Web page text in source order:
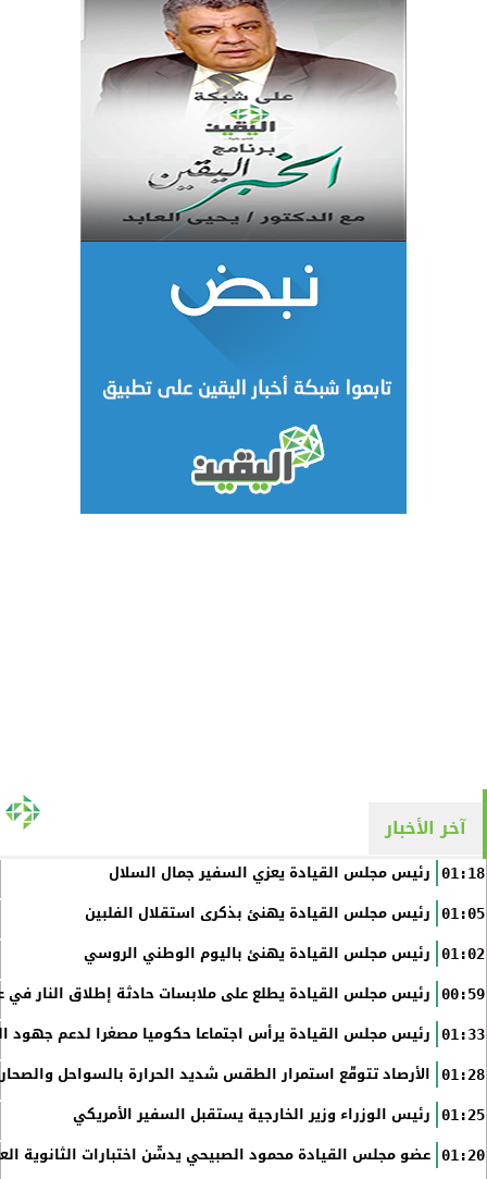
آخر الأخبار
01:18 رئيس مجلس القيادة يعزي السفير جمال السلال
01:05 رئيس مجلس القيادة يهنئ بذكرى استقلال الفلبين
01:02 رئيس مجلس القيادة يهنئ باليوم الوطني الروسي
00:59 رئيس مجلس القيادة يطلع على ملابسات حادثة إطلاق النار في
01:33 رئيس مجلس القيادة يرأس اجتماعا حكوميا مصغرا لدعم جهود
01:28 الأرصاد تتوقّع استمرار الطقس شديد الحرارة بالسواحل
01:25 رئيس الوزراء وزير الخارجية يستقبل السفير الأمريكي
01:20 عضو مجلس القيادة محمود الصبيحي يدشّن اختبارات الثانوية